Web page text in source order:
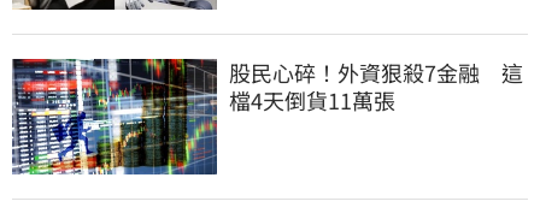
股民心碎！外資狠殺7金融 這
檔4天倒貨11萬張